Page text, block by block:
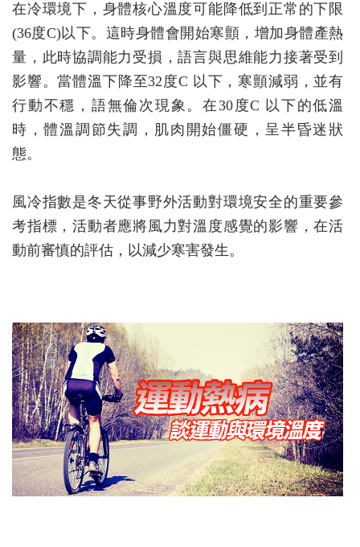
在冷環境下，身體核心溫度可能降低到正常的下限
(36度C)以下。這時身體會開始寒顫，增加身體產熱
量，此時協調能力受損，語言與思維能力接著受到
影響。當體溫下降至32度C 以下，寒顫減弱，並有
行動不穩，語無倫次現象。在30度C 以下的低溫
時，體溫調節失調，肌肉開始僵硬，呈半昏迷狀
態。
風冷指數是冬天從事野外活動對環境安全的重要參
考指標，活動者應將風力對溫度感覺的影響，在活
動前審慎的評估，以減少寒害發生。